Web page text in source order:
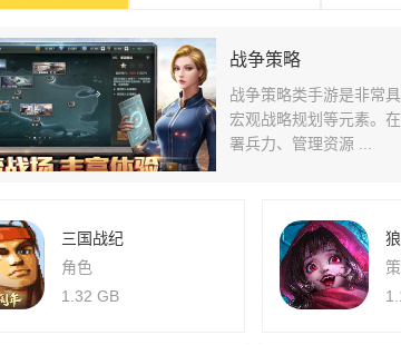
战争策略
战争策略类手游是非常
宏观战略规划等元素。
署兵力、管理资源 ...
三国战纪
角色
1.32 GB